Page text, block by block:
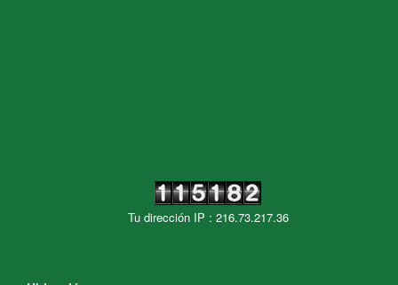
Tu dirección IP : 216.73.217.36